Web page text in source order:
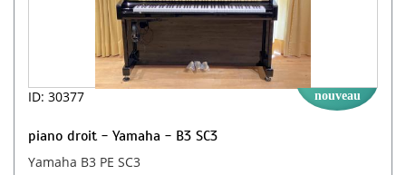
ID: 30377 nouveau
piano droit - Yamaha - B3 SC3
Yamaha B3 PE SC3